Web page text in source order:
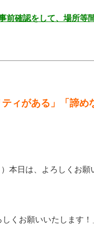
前確認をして、場所等
がある」「諦め
本日は、よろしくお願
くお願いいたします！